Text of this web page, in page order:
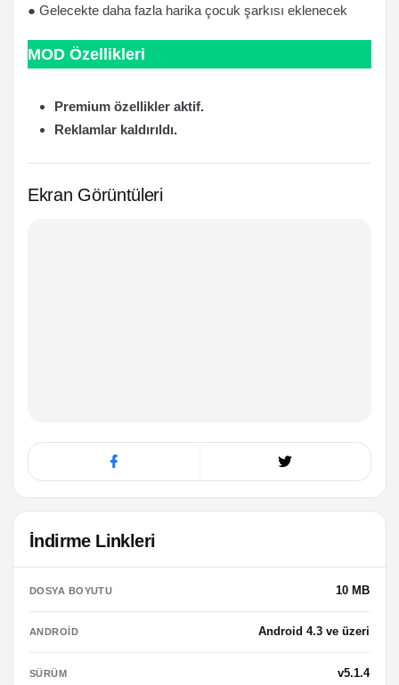
● Gelecekte daha fazla harika çocuk şarkısı eklenecek
MOD Özellikleri
Premium özellikler aktif.
Reklamlar kaldırıldı.
Ekran Görüntüleri
İndirme Linkleri
DOSYA BOYUTU 10 MB
ANDROID Android 4.3 ve üzeri
SÜRÜM v5.1.4